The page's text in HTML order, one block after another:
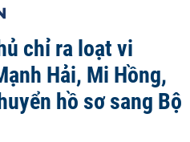
chỉ ra loạt vi
Hải, Mi Hồng,
hồ sơ sang Bộ